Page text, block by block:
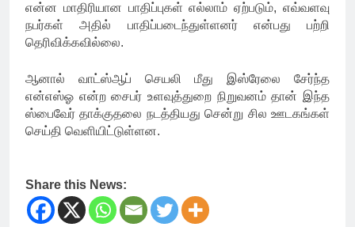
என்ன மாதிரியான பாதிப்புகள் எல்லாம் ஏற்படும், எவ்வளவு
நபர்கள் அதில் பாதிப்படைந்துள்ளனர் என்பது பற்றி
தெரிவிக்கவில்லை.
ஆனால் வாட்ஸ்ஆப் செயலி மீது இஸ்ரேலை சேர்ந்த
என்எஸ்ஓ என்ற சைபர் உளவுத்துறை நிறுவனம் தான் இந்த
ஸ்பைவேர் தாக்குதலை நடத்தியது சென்று சில ஊடகங்கள்
செய்தி வெளியிட்டுள்ளன.
Share this News: